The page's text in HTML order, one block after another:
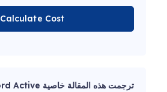
Calculate Cost